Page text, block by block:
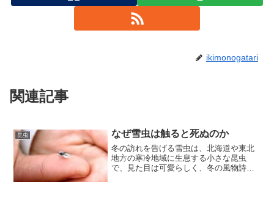
ikimonogatari
関連記事
昆虫 なぜ雪虫は触ると死ぬのか
冬の訪れを告げる雪虫は、北海道や東北
地方の寒冷地域に生息する小さな昆虫
で、見た目は可愛らしく、冬の風物詩と